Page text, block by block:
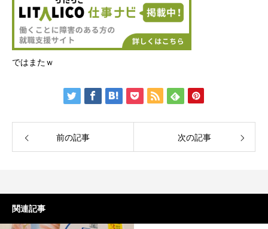
ではまたｗ
前の記事 次の記事
関連記事